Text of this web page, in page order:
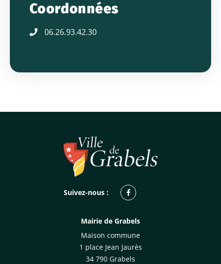
Coordonnées
06.26.93.42.30
Suivez-nous : Facebook
Mairie de Grabels
Maison commune
1 place Jean Jaurès
34 790 Grabels